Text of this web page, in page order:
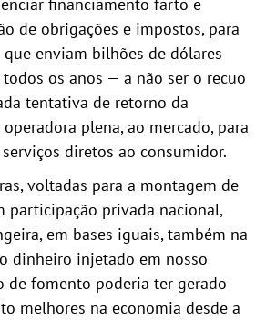
de obrigações e impostos, para
enviam bilhões de dólares
os anos — a não ser o recuo
tentativa de retorno da
plena, ao mercado, para
diretos ao consumidor.
voltadas para a montagem de
participação privada nacional,
em bases iguais, também na
dinheiro injetado em nosso
de fomento poderia ter gerado
melhores na economia desde a